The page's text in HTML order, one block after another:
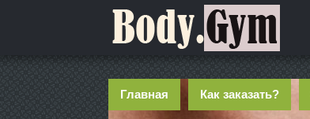
Главная Как заказать?